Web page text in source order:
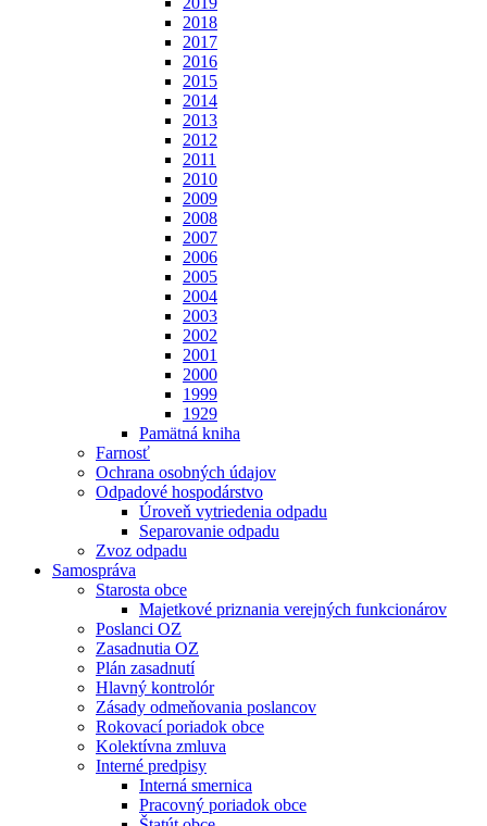
2018
2017
2016
2015
2014
2013
2012
2011
2010
2009
2008
2007
2006
2005
2004
2003
2002
2001
2000
1999
1929
Pamätná kniha
Farnosť
Ochrana osobných údajov
Odpadové hospodárstvo
Úroveň vytriedenia odpadu
Separovanie odpadu
Zvoz odpadu
Samospráva
Starosta obce
Majetkové priznania verejných funkcionárov
Poslanci OZ
Zasadnutia OZ
Plán zasadnutí
Hlavný kontrolór
Zásady odmeňovania poslancov
Rokovací poriadok obce
Kolektívna zmluva
Interné predpisy
Interná smernica
Pracovný poriadok obce